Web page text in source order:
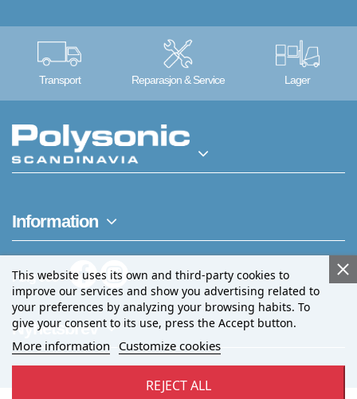
Transport Reparasjon & Service Lager
Information
This website uses its own and third-party cookies to
improve our services and show you advertising related to
your preferences by analyzing your browsing habits. To
give your consent to its use, press the Accept button.
More information Customize cookies
REJECT ALL
Følg oss
Nyhetsbrev